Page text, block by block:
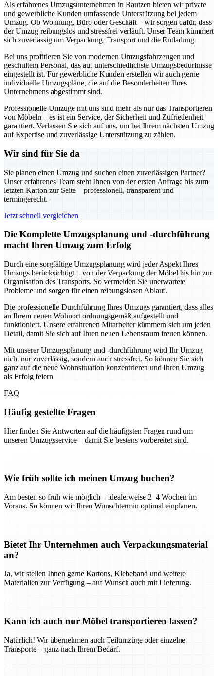
Als erfahrenes Umzugsunternehmen in Bautzen bieten wir private
und gewerbliche Kunden umfassende Unterstützung bei jedem
Umzug. Ob Wohnung, Büro oder Geschäft – wir sorgen dafür, dass
der Umzug reibungslos und stressfrei verläuft. Unser Team kümmert
sich zuverlässig um Verpackung, Transport und die Entladung.
Bei uns profitieren Sie von modernen Umzugsfahrzeugen und
geschultem Personal, das auf unterschiedlichste Umzugsbedürfnisse
eingestellt ist. Für gewerbliche Kunden erstellen wir auch gerne
individuelle Umzugspläne, die auf die Besonderheiten Ihres
Unternehmens abgestimmt sind.
Professionelle Umzüge mit uns sind mehr als nur das Transportieren
von Möbeln – es ist ein Service, der Sicherheit und Zufriedenheit
garantiert. Verlassen Sie sich auf uns, um bei Ihrem nächsten Umzug
auf Expertise und zuverlässige Unterstützung zu zählen.
Wir sind für Sie da
Sie planen einen Umzug und suchen einen zuverlässigen Partner?
Unser erfahrenes Team steht Ihnen von der ersten Anfrage bis zum
letzten Karton zur Seite – professionell, transparent und
termingerecht.
Jetzt schnell vergleichen
Die Komplette Umzugsplanung und -durchführung
macht Ihren Umzug zum Erfolg
Durch eine sorgfältige Umzugsplanung wird jeder Aspekt Ihres
Umzugs berücksichtigt – von der Verpackung der Möbel bis hin zur
Organisation des Transports. So vermeiden Sie unerwartete
Probleme und sorgen für einen reibungslosen Ablauf.
Die professionelle Durchführung Ihres Umzugs garantiert, dass alles
an Ihrem neuen Wohnort ordnungsgemäß aufgestellt und
funktioniert. Unsere erfahrenen Mitarbeiter kümmern sich um jeden
Detail, damit Sie sich auf Ihren neuen Lebensraum freuen können.
Mit unserer Umzugsplanung und -durchführung wird Ihr Umzug
nicht nur zuverlässig, sondern auch stressfrei. So können Sie sich
ganz auf die neue Wohnsituation konzentrieren und Ihren Umzug
als Erfolg feiern.
FAQ
Häufig gestellte Fragen
Hier finden Sie Antworten auf die häufigsten Fragen rund um
unseren Umzugsservice – damit Sie bestens vorbereitet sind.
Wie früh sollte ich meinen Umzug buchen?
Am besten so früh wie möglich – idealerweise 2–4 Wochen im
Voraus. So können wir Ihren Wunschtermin optimal einplanen.
Bietet Ihr Unternehmen auch Verpackungsmaterial
an?
Ja, wir stellen Ihnen gerne Kartons, Klebeband und weitere
Materialien zur Verfügung – auf Wunsch auch mit Lieferung.
Kann ich auch nur Möbel transportieren lassen?
Natürlich! Wir übernehmen auch Teilumzüge oder einzelne
Transporte – ganz nach Ihrem Bedarf.